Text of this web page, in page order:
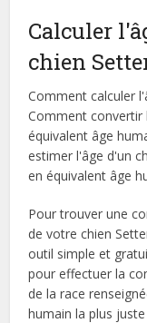
Calculer
chien
Comment calculer
Comment convertir
équivalent âge
estimer l'âge d'un
en équivalent âge
Pour trouver une
de votre chien
outil simple et
pour effectuer la
de la race
humain la plus